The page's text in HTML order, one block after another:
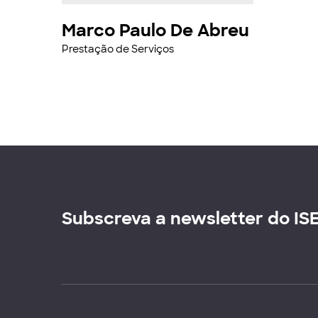
Marco Paulo De Abreu
Prestação de Serviços
Subscreva a newsletter do